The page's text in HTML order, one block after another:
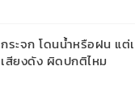
กระจก โดนน้ำหรือฝน แ
เสียงดัง ผิดปกติไหม